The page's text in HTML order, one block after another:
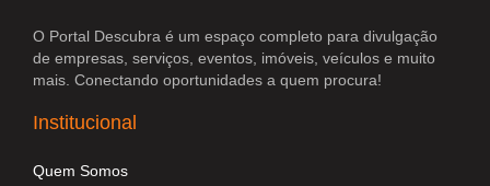
O Portal Descubra é um espaço completo para divulgação
de empresas, serviços, eventos, imóveis, veículos e muito
mais. Conectando oportunidades a quem procura!
Institucional
Quem Somos